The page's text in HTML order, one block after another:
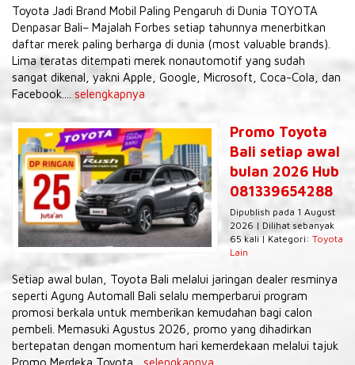
Toyota Jadi Brand Mobil Paling Pengaruh di Dunia TOYOTA
Denpasar Bali– Majalah Forbes setiap tahunnya menerbitkan
daftar merek paling berharga di dunia (most valuable brands).
Lima teratas ditempati merek nonautomotif yang sudah
sangat dikenal, yakni Apple, Google, Microsoft, Coca-Cola, dan
Facebook.... selengkapnya
Promo Toyota
Bali setiap awal
bulan 2026 Hub
081339654288
Dipublish pada 1 August
2026 | Dilihat sebanyak
65 kali | Kategori: Toyota
Lain
Setiap awal bulan, Toyota Bali melalui jaringan dealer resminya
seperti Agung Automall Bali selalu memperbarui program
promosi berkala untuk memberikan kemudahan bagi calon
pembeli. Memasuki Agustus 2026, promo yang dihadirkan
bertepatan dengan momentum hari kemerdekaan melalui tajuk
Promo Merdeka Toyota... selengkapnya